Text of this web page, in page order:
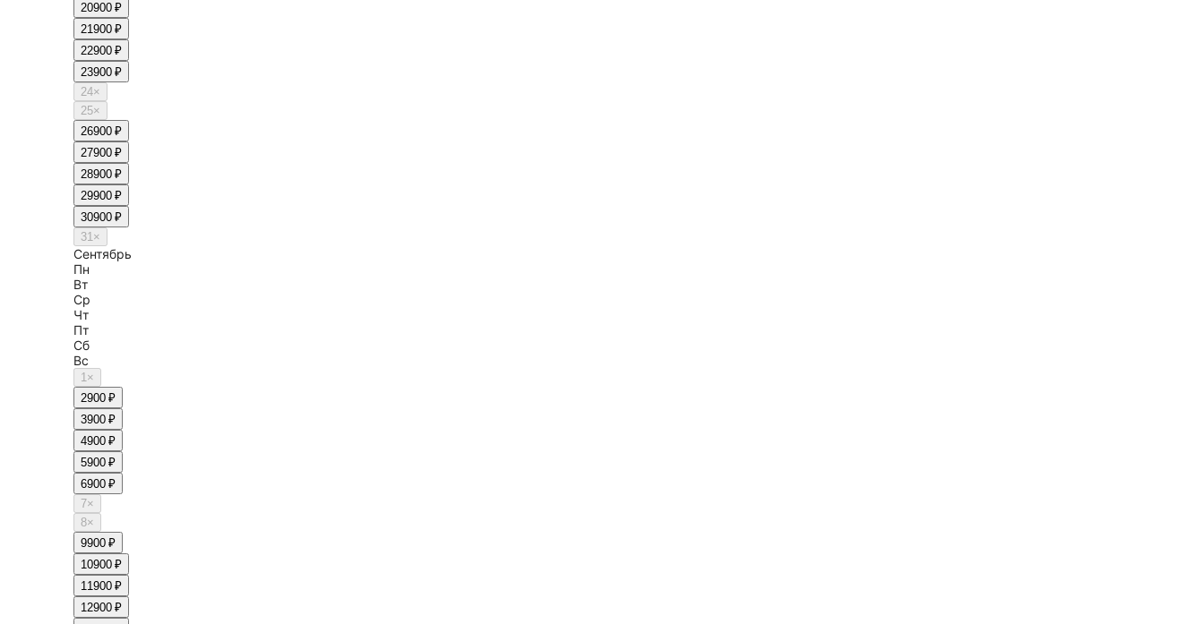
20900 ₽
21900 ₽
22900 ₽
23900 ₽
24×
25×
26900 ₽
27900 ₽
28900 ₽
29900 ₽
30900 ₽
31×
Сентябрь
Пн
Вт
Ср
Чт
Пт
Сб
Вс
1×
2900 ₽
3900 ₽
4900 ₽
5900 ₽
6900 ₽
7×
8×
9900 ₽
10900 ₽
11900 ₽
12900 ₽